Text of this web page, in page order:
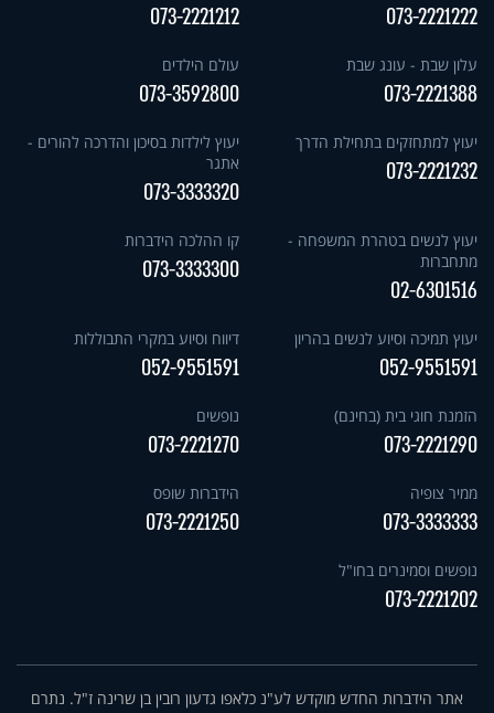
073-2221222
073-2221212
עלון שבת - עונג שבת
073-2221388
עולם הילדים
073-3592800
יעוץ למתחזקים בתחילת הדרך
073-2221232
יעוץ לילדות בסיכון והדרכה להורים -
אתגר
073-3333320
יעוץ לנשים בטהרת המשפחה -
מתחברות
02-6301516
קו ההלכה הידברות
073-3333300
יעוץ תמיכה וסיוע לנשים בהריון
052-9551591
דיווח וסיוע במקרי התבוללות
052-9551591
הזמנת חוגי בית (בחינם)
073-2221290
נופשים
073-2221270
ממיר צופיה
073-3333333
הידברות שופס
073-2221250
נופשים וסמינרים בחו"ל
073-2221202
אתר הידברות החדש מוקדש לע"נ כלאפו גדעון רובין בן שרינה ז"ל. נתרם